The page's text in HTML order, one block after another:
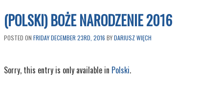
(POLSKI) BOŻE NARODZENIE 2016
POSTED ON FRIDAY DECEMBER 23RD, 2016 BYDARIUSZ WIĘCH
Sorry, this entry is only available in Polski.